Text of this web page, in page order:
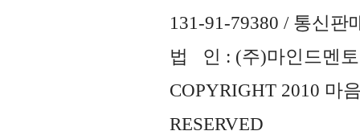
131-91-79380 / 통신판
법 인 : (주)마인드멘토
COPYRIGHT 2010 마
RESERVED